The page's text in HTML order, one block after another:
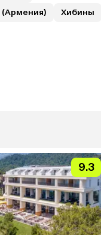
(Армения)
Хибины
9.3